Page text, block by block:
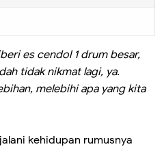
es cendol 1 drum besar,
tidak nikmat lagi, ya.
melebihi apa yang kita
kehidupan rumusnya